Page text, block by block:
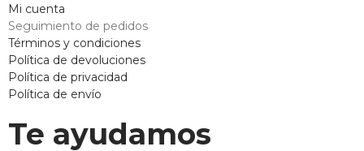
Mi cuenta
Seguimiento de pedidos
Términos y condiciones
Política de devoluciones
Política de privacidad
Política de envío
Te ayudamos